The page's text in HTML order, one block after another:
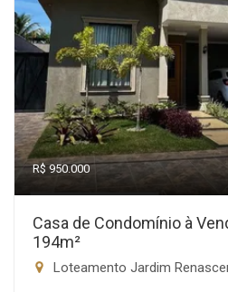
R$ 950.000
Casa de Condomínio à
194m²
Loteamento Jardim